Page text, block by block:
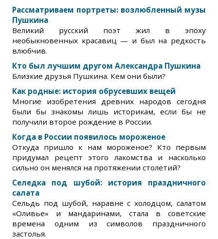
Рассматриваем портреты: возлюбленный музы
Пушкина
Великий русский поэт жил в эпоху
необыкновенных красавиц — и был на редкость
влюбчив.
Кто был лучшим другом Александра Пушкина
Близкие друзья Пушкина. Кем они были?
Как родные: история обрусевших вещей
Многие изобретения древних народов сегодня
были бы знакомы лишь историкам, если бы не
получили второе рождение в России.
Когда в России появилось мороженое
Откуда пришло к нам мороженое? Кто первым
придумал рецепт этого лакомства и насколько
сильно он менялся на протяжении столетий?
Селедка под шубой: история праздничного
салата
Сельдь под шубой, наравне с холодцом, салатом
«Оливье» и мандаринами, стала в советские
времена одним из символов праздничного
застолья.